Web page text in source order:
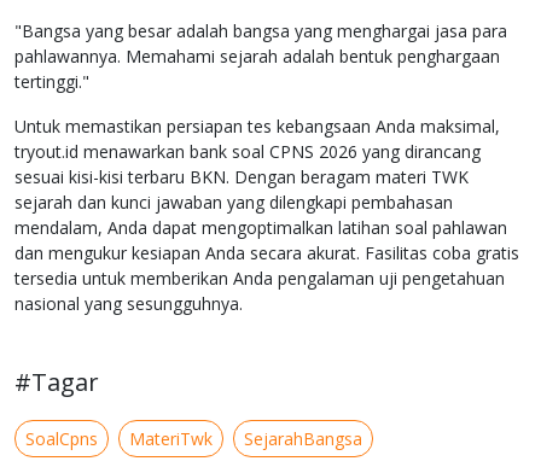
"Bangsa yang besar adalah bangsa yang menghargai jasa para
pahlawannya. Memahami sejarah adalah bentuk penghargaan
tertinggi."
Untuk memastikan persiapan tes kebangsaan Anda maksimal,
tryout.id menawarkan bank soal CPNS 2026 yang dirancang
sesuai kisi-kisi terbaru BKN. Dengan beragam materi TWK
sejarah dan kunci jawaban yang dilengkapi pembahasan
mendalam, Anda dapat mengoptimalkan latihan soal pahlawan
dan mengukur kesiapan Anda secara akurat. Fasilitas coba gratis
tersedia untuk memberikan Anda pengalaman uji pengetahuan
nasional yang sesungguhnya.
#Tagar
SoalCpns MateriTwk SejarahBangsa